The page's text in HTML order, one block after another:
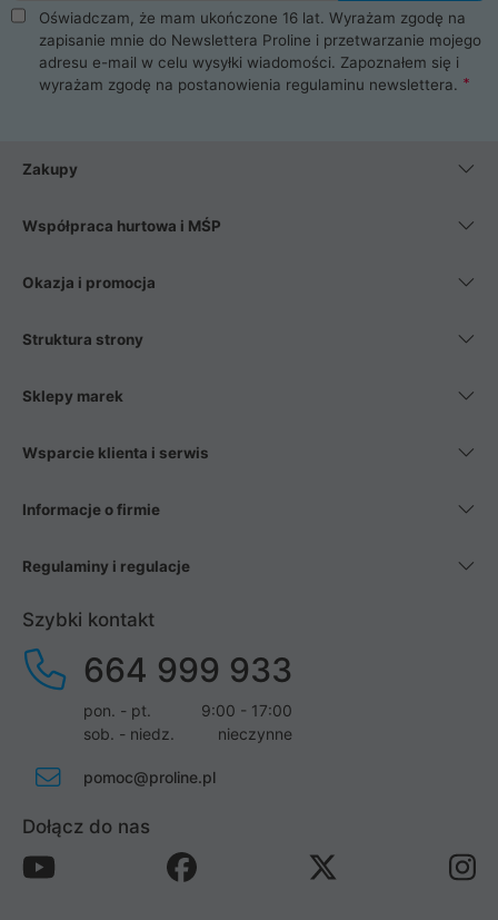
takie jak procesory, karty graficzne, płyty główne, pamięci,
dyski SSD, M.2 oraz HDD. Nasi pracownicy pomogą Ci wybrać
najlepszy zasilacz komputerowy oraz obudowę do komputera.
Poza komputerami mamy również najlepsze na rynku
Smartfony takich producentów jak Xiaomi, Apple, Samsung i
wentylatory. Na koniec mając już to wszystko, możesz
Oświadczam, że mam ukończone 16 lat. Wyrażam zgodę na
zapisanie mnie do Newslettera Proline i przetwarzanie mojego
adresu e-mail w celu wysyłki wiadomości. Zapoznałem się i
wyrażam zgodę na postanowienia regulaminu newslettera.
Zakupy
Współpraca hurtowa i MŚP
Okazja i promocja
Struktura strony
Sklepy marek
Wsparcie klienta i serwis
Informacje o firmie
Regulaminy i regulacje
Szybki kontakt
664 999 933
pon. - pt.
9:00 - 17:00
sob. - niedz.
nieczynne
pomoc@proline.pl
Dołącz do nas